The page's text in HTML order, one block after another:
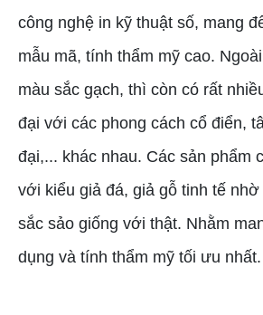
công nghệ in kỹ thuật số, mang
mẫu mã, tính thẩm mỹ cao.
màu sắc gạch, thì còn có rất
đại với các phong cách cổ điển,
đại,... khác nhau. Các sản phẩm
với kiểu giả đá, giả gỗ tinh tế
sắc sảo giống với thật. Nhằm
dụng và tính thẩm mỹ tối ưu nhất.